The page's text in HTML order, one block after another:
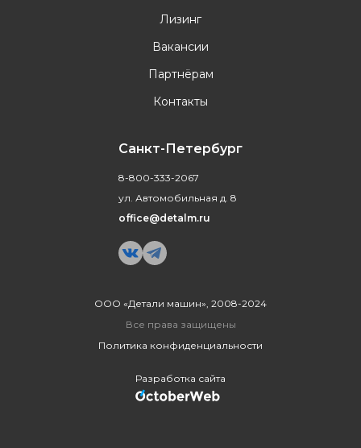
ООО «Детали машин», 2008-2024
Все права защищены
Политика конфиденциальности
Разработка сайта
Лизинг
Вакансии
Партнёрам
Контакты
Санкт-Петербург
8-800-333-2067
ул. Автомобильная д. 8
office@detalm.ru